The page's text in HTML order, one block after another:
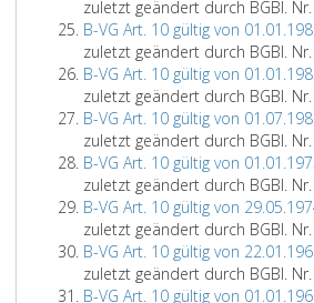
zuletzt geändert durch BGBl.
B-VG Art. 10 gültig von
zuletzt geändert durch BGBl.
B-VG Art. 10 gültig von
zuletzt geändert durch BGBl.
B-VG Art. 10 gültig von
zuletzt geändert durch BGBl.
B-VG Art. 10 gültig von
zuletzt geändert durch BGBl.
B-VG Art. 10 gültig von
zuletzt geändert durch BGBl.
B-VG Art. 10 gültig von
zuletzt geändert durch BGBl.
B-VG Art. 10 gültig von